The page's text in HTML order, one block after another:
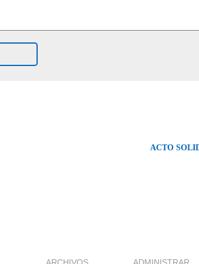
ACTO
ARCHIVOS ADMINISTRAR